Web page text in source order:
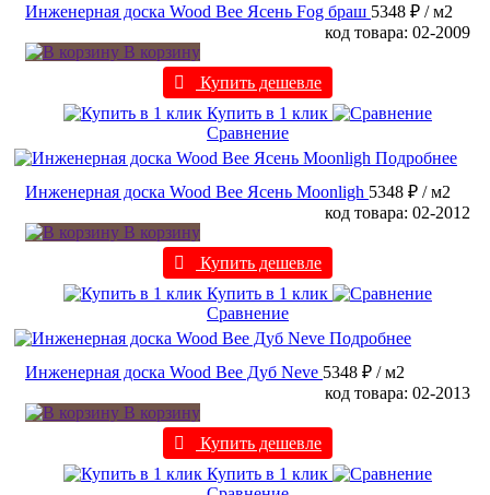
Инженерная доска Wood Bee Ясень Fog браш 5348 ₽ / м2
код товара: 02-2009
В корзину
Купить дешевле
Купить в 1 клик
Сравнение
Подробнее
Инженерная доска Wood Bee Ясень Moonligh 5348 ₽ / м2
код товара: 02-2012
В корзину
Купить дешевле
Купить в 1 клик
Сравнение
Подробнее
Инженерная доска Wood Bee Дуб Neve 5348 ₽ / м2
код товара: 02-2013
В корзину
Купить дешевле
Купить в 1 клик